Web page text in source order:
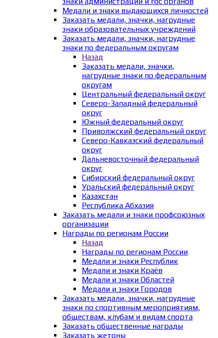
Медали и знаки выдающихся личностей
Заказать медали, значки, нагрудные
знаки образовательных учреждений
Заказать медали, значки, нагрудные
знаки по федеральным округам
Назад
Заказать медали, значки,
нагрудные знаки по федеральным
округам
Центральный федеральный округ
Северо-Западный федеральный
округ
Южный федеральный округ
Приволжский федеральный округ
Северо-Кавказский федеральный
округ
Дальневосточный федеральный
округ
Сибирский федеральный округ
Уральский федеральный округ
Казахстан
Республика Абхазия
Заказать медали и знаки профсоюзных
организации
Награды по регионам России
Назад
Награды по регионам России
Медали и знаки Республик
Медали и знаки Краёв
Медали и знаки Областей
Медали и знаки Городов
Заказать медали, значки, нагрудные
знаки по спортивным мероприятиям,
обществам, клубам и видам спорта
Заказать общественные награды
Заказать жетоны